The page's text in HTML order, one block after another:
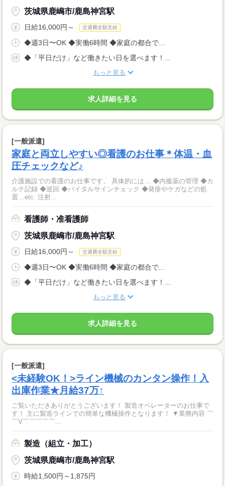
茨城県鹿嶋市/鹿島神宮駅
日給16,000円～ 交通費全額支給
◆週3日〜OK ◆実働6時間 ◆家庭の都合で...
◆「平日だけ」など働きたい日を選べます！...
もっと見る
求人詳細を見る
[一般派遣]
家庭と両立しやすい◎看護のお仕事＊体温・血
圧チェックなど♪
介護施設での看護のお仕事です。 具体的には… ◆内服薬の管理 ◆カ
ルテ記録 ◆巡回 ◆バイタルサインチェック ◆発疹やケガなどの処
置…etc. 注射...
看護師・准看護師
茨城県鹿嶋市/鹿島神宮駅
日給16,000円～ 交通費全額支給
◆週3日〜OK ◆実働6時間 ◆家庭の都合で...
◆「平日だけ」など働きたい日を選べます！...
もっと見る
求人詳細を見る
[一般派遣]
<未経験OK！>ライン機械のカンタン操作！入
出庫作業★月給37万↑
ご覧いただきありがとうございます！ 製造オペレーターのお仕事で
す！ 主に製造ラインでの簡単な機械操作となります！ ▼業務内容 ￣
￣V￣￣￣￣￣...
製造（組立・加工）
茨城県鹿嶋市/鹿島神宮駅
時給1,500円～1,875円